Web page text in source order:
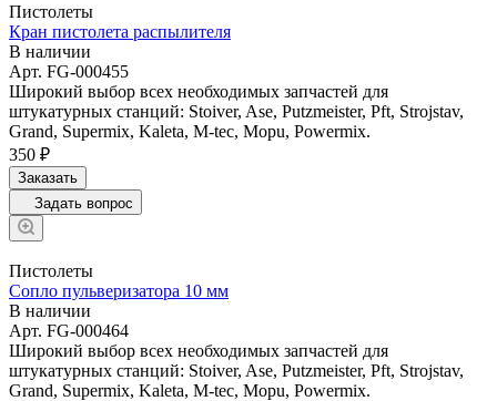
Пистолеты
Кран пистолета распылителя
В наличии
Арт. FG-000455
Широкий выбор всех необходимых запчастей для
штукатурных станций: Stoiver, Ase, Putzmeister, Pft, Strojstav,
Grand, Supermix, Kaleta, M-tec, Mopu, Powermix.
350 ₽
Заказать
Задать вопрос
Пистолеты
Сопло пульверизатора 10 мм
В наличии
Арт. FG-000464
Широкий выбор всех необходимых запчастей для
штукатурных станций: Stoiver, Ase, Putzmeister, Pft, Strojstav,
Grand, Supermix, Kaleta, M-tec, Mopu, Powermix.